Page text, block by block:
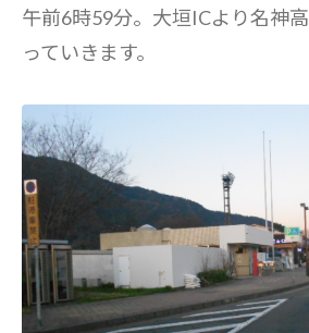
午前6時59分。大垣ICより名神
っていきます。